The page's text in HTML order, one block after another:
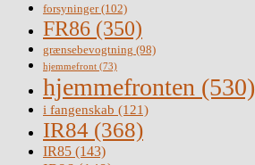
forsyninger(102)
FR86 (350)
grænsebevogtning (98)
hjemmefront (73)
hjemmefronten (530)
i fangenskab (121)
IR84 (368)
IR85 (143)